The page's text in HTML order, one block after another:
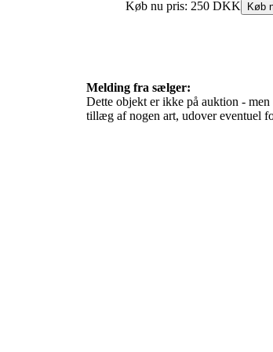
Melding fra sælger:
Dette objekt er ikke på auktion -
tillæg af nogen art, udover eventuel